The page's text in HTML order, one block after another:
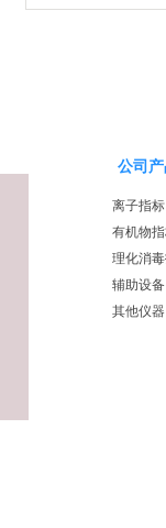
公司
离子指标
有机物
理化消
辅助设备
其他仪器